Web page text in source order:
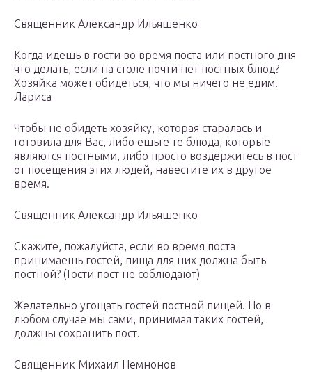
Священник Александр Ильяшенко
Когда идешь в гости во время поста или постного дня
что делать, если на столе почти нет постных блюд?
Хозяйка может обидеться, что мы ничего не едим.
Лариса
Чтобы не обидеть хозяйку, которая старалась и
готовила для Вас, либо ешьте те блюда, которые
являются постными, либо просто воздержитесь в пост
от посещения этих людей, навестите их в другое
время.
Священник Александр Ильяшенко
Скажите, пожалуйста, если во время поста
принимаешь гостей, пища для них должна быть
постной? (Гости пост не соблюдают)
Желательно угощать гостей постной пищей. Но в
любом случае мы сами, принимая таких гостей,
должны сохранить пост.
Священник Михаил Немнонов